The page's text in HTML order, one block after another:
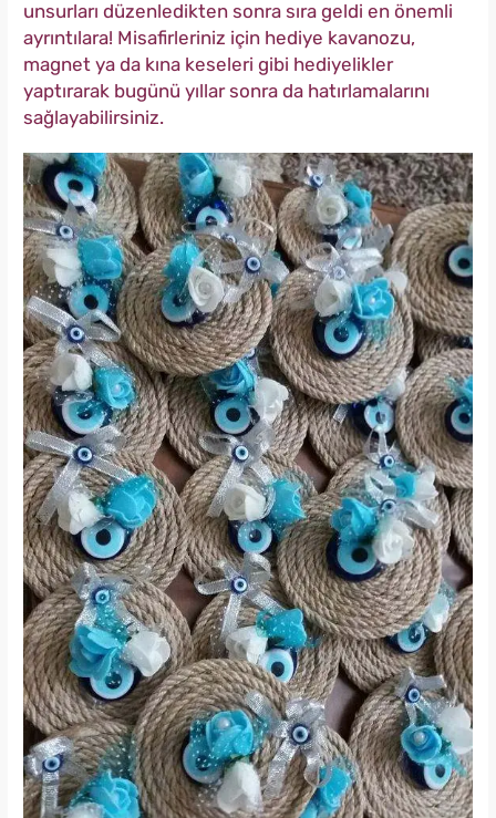
unsurları düzenledikten sonra sıra geldi en önemli
ayrıntılara! Misafirleriniz için hediye kavanozu,
magnet ya da kına keseleri gibi hediyelikler
yaptırarak bugünü yıllar sonra da hatırlamalarını
sağlayabilirsiniz.